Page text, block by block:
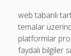
Sayfa Listesi
Şifresiz
Youtube Dislike
web tabanlı
temalar
platformlar
faydalı bilgiler